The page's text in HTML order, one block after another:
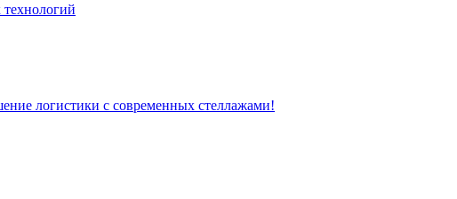
логистики с современных стеллажами!